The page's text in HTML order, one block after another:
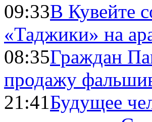
09:33В Кувейте
«Таджики» на
08:35Граждан
продажу
21:41Будущее